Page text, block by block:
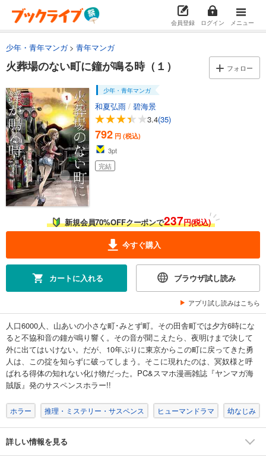
会員登録 ログイン メニュー
少年・青年マンガ 青年マンガ
火葬場のない町に鐘が鳴る時（１） フォロー
少年・青年マンガ
和夏弘雨 / 碧海景
3.4(35)
792 円 (税込)
3pt
完結
新規会員70%OFFクーポンで237円(税込)
今すぐ購入
カートに入れる ブラウザ試し読み
アプリ試し読みはこちら
人口6000人、山あいの小さな町･みとず町。その田舎町では夕方6時にな
ると不協和音の鐘が鳴り響く。その音が聞こえたら、夜明けまで決して
外に出てはいけない。だが、10年ぶりに東京からこの町に戻ってきた勇
人は、この掟を知らずに破ってしまう。そこに現れたのは、冥奴様と呼
ばれる得体の知れない化け物だった。PC&スマホ漫画雑誌『ヤンマガ海
賊版』発のサスペンスホラー!!
ホラー 推理・ミステリー・サスペンス ヒューマンドラマ 幼なじみ
詳しい情報を見る